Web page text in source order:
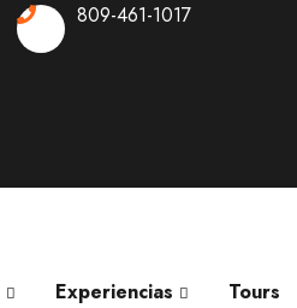
809-461-1017
Experiencias Tours